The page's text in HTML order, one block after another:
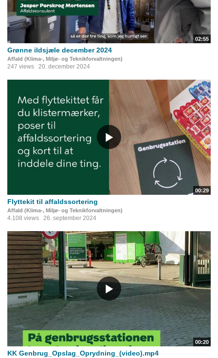
02:55
Grønne ildsjæle december 2024
Affald (Klima-, Miljø- og Teknikforvaltningen)
247 views 20. december 2024
00:29
Flyttekit til affaldssortering
Affald (Klima-, Miljø- og Teknikforvaltningen)
4.108 views 26. september 2024
00:20
KK Genbrug_Opslag_Oprydning_(video).mp4